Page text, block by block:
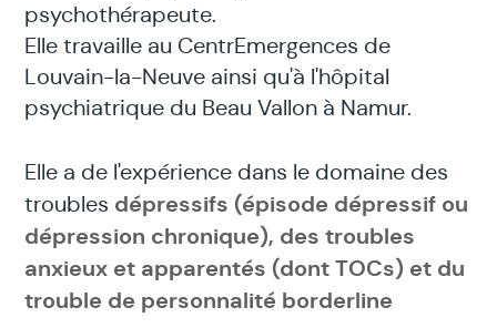
psychothérapeute.
Elle travaille au CentrEmergences de
Louvain-la-Neuve ainsi qu'à l'hôpital
psychiatrique du Beau Vallon à Namur.
Elle a de l'expérience dans le domaine des
troubles dépressifs (épisode dépressif ou
dépression chronique), des troubles
anxieux et apparentés (dont TOCs) et du
trouble de personnalité borderline